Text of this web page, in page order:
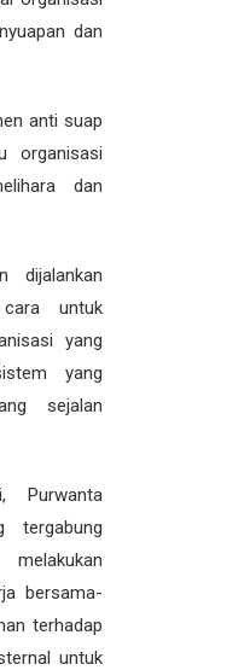
dan
anti suap
organisasi
dan
dijalankan
untuk
yang
yang
sejalan
Purwanta
tergabung
bersama-
terhadap
untuk